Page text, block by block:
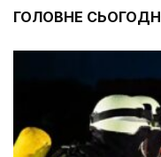
ГОЛОВНЕ